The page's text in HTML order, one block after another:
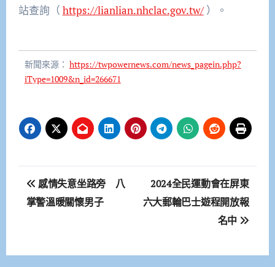
站查詢（ https://lianlian.nhclac.gov.tw/）。
新聞來源： https://twpowernews.com/news_pagein.php?
iType=1009&n_id=266671
文
章
覽
感情失意坐路旁 八
掌警溫暖關懷男子
2024全民運動會在屏東
六大郵輪巴士遊程開放報
名中